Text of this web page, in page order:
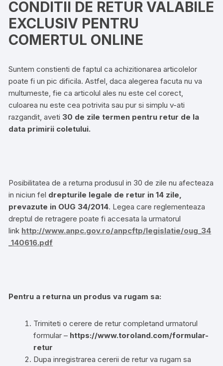
CONDITII DE RETUR VALABILE
EXCLUSIV PENTRU
COMERTUL ONLINE
Suntem constienti de faptul ca achizitionarea articolelor
poate fi un pic dificila. Astfel, daca alegerea facuta nu va
multumeste, fie ca articolul ales nu este cel corect,
culoarea nu este cea potrivita sau pur si simplu v-ati
razgandit, aveti 30 de zile termen pentru retur de la
data primirii coletului.
Posibilitatea de a returna produsul in 30 de zile nu afecteaza
in niciun fel drepturile legale de retur in 14 zile,
prevazute in OUG 34/2014. Legea care reglementeaza
dreptul de retragere poate fi accesata la urmatorul
link http://www.anpc.gov.ro/anpcftp/legislatie/oug_34
_140616.pdf
Pentru a returna un produs va rugam sa:
Trimiteti o cerere de retur completand urmatorul
formular – https://www.toroland.com/formular-
retur
Dupa inregistrarea cererii de retur va rugam sa